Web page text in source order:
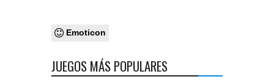
Emoticon
JUEGOS MÁS POPULARES